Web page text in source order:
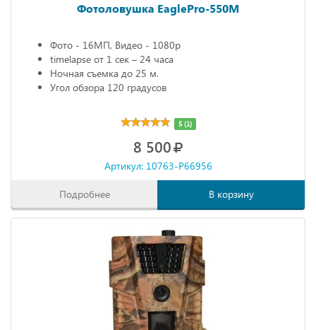
Фотоловушка EaglePro-550M
Фото - 16МП, Видео - 1080р
timelapse от 1 сек – 24 часа
Ночная съемка до 25 м.
Угол обзора 120 градусов
5 (1)
8 500
Артикул: 10763-P66956
Подробнее В корзину